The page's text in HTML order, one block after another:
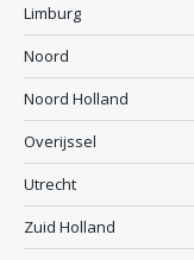
Limburg
Noord
Noord Holland
Overijssel
Utrecht
Zuid Holland